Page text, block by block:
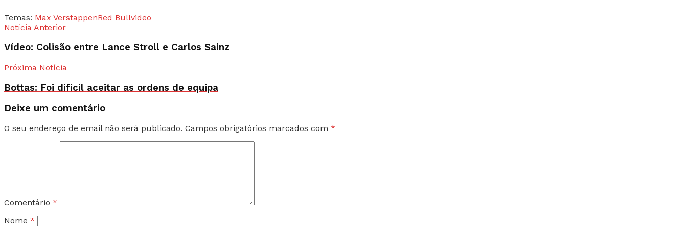
Temas: Max VerstappenRed Bullvideo
Notícia Anterior
Vídeo: Colisão entre Lance Stroll e Carlos Sainz
Próxima Notícia
Bottas: Foi difícil aceitar as ordens de equipa
Deixe um comentário
O seu endereço de email não será publicado. Campos obrigatórios marcados com *
Comentário *
Nome *